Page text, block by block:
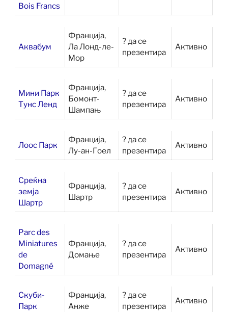
Bois Francs
Аквабум
Франција,
Ла Лонд-ле-
Мор
? да се
презентира
Активно
Мини Парк
Тунс Ленд
Франција,
Бомонт-
Шампањ
? да се
презентира
Активно
Лоос Парк
Франција,
Лу-ан-Гоел
? да се
презентира
Активно
Среќна
земја
Шартр
Франција,
Шартр
? да се
презентира
Активно
Parc des
Miniatures
de
Domagné
Франција,
Домање
? да се
презентира
Активно
Скуби-
Парк
Франција,
Анже
? да се
презентира
Активно